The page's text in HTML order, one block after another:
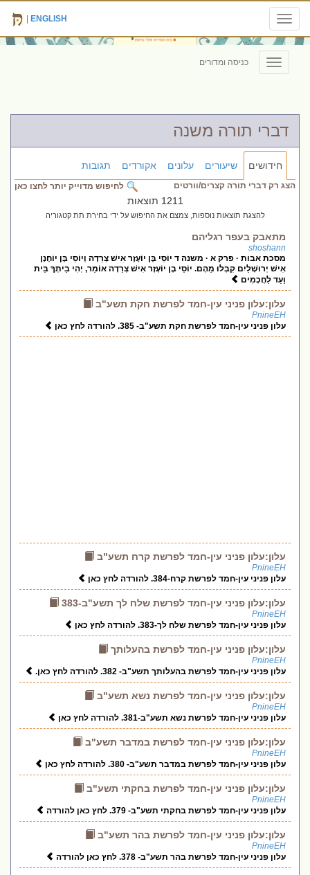
Toggle
navigation
ENGLISH
Toggle
navigation
כניסה ומדורים
דברי תורה משנה
חידושים שיעורים עלונים אקורדים תגובות
לחיפוש מדוייק יותר לחצו כאן הצג רק דברי תורה קצרים/וורטים
1211 תוצאות
להצגת תוצאות נוספות, צמצם את החיפוש על ידי בחירת תת קטגוריה
מתאבק בעפר רגליהם
shoshann
מסכת אבות · פרק א · משנה ד יוֹסֵי בֶּן יוֹעֶזֶר אִישׁ צְרֵדָה וְיוֹסֵי בֶּן יוֹחָנָן
אִישׁ יְרוּשָׁלַיִם קִבְּלוּ מֵהֶם. יוֹסֵי בֶן יוֹעֶזֶר אִישׁ צְרֵדָה אוֹמֵר, יְהִי בֵיתְךָ בֵּית
וַעַד לַחֲכָמִים
עלון:עלון פניני עין-חמד לפרשת חקת תשע"ב
PnineEH
עלון פניני עין-חמד לפרשת חקת תשע"ב- 385. להורדה לחץ כאן
עלון:עלון פניני עין-חמד לפרשת קרח תשע"ב
PnineEH
עלון פניני עין-חמד לפרשת קרח-384. להורדה לחץ כאן
עלון:עלון פניני עין-חמד לפרשת שלח לך תשע"ב-383
PnineEH
עלון פניני עין-חמד לפרשת שלח לך-383. להורדה לחץ כאן
עלון:עלון פניני עין-חמד לפרשת בהעלותך
PnineEH
עלון פניני עין-חמד לפרשת בהעלותך תשע"ב- 382. להורדה לחץ כאן.
עלון:עלון פניני עין-חמד לפרשת נשא תשע"ב
PnineEH
עלון פניני עין-חמד לפרשת נשא תשע"ב-381. להורדה לחץ כאן
עלון:עלון פניני עין-חמד לפרשת במדבר תשע"ב
PnineEH
עלון פניני עין-חמד לפרשת במדבר תשע"ב- 380. להורדה לחץ כאן
עלון:עלון פניני עין-חמד לפרשת בחקתי תשע"ב
PnineEH
עלון פניני עין-חמד לפרשת בחקתי תשע"ב- 379. לחץ כאן להורדה
עלון:עלון פניני עין-חמד לפרשת בהר תשע"ב
PnineEH
עלון פניני עין-חמד לפרשת בהר תשע"ב- 378. לחץ כאן להורדה